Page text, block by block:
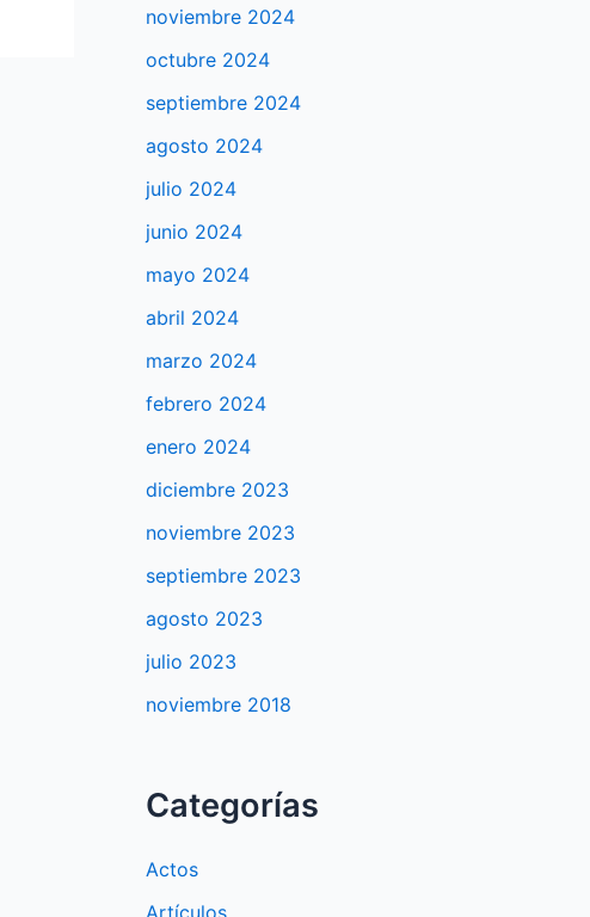
noviembre 2024
octubre 2024
septiembre 2024
agosto 2024
julio 2024
junio 2024
mayo 2024
abril 2024
marzo 2024
febrero 2024
enero 2024
diciembre 2023
noviembre 2023
septiembre 2023
agosto 2023
julio 2023
noviembre 2018
Categorías
Actos